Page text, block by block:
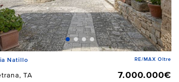
Natillo RE/MAX Oltre
TA
7.000.000€